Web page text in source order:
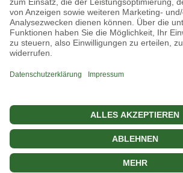
Ältere Beiträge
Beiträge
site by Homepages4u